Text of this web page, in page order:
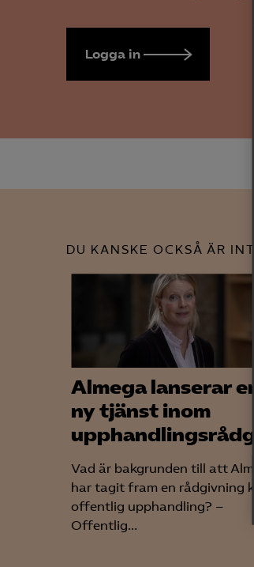
Logga in
DU KANSKE OCKSÅ ÄR
Almega lanserar en
ny tjänst inom
Vad är bakgrunden till att
har tagit fram en rådgivning
offentlig upphandling? –
Offentlig...